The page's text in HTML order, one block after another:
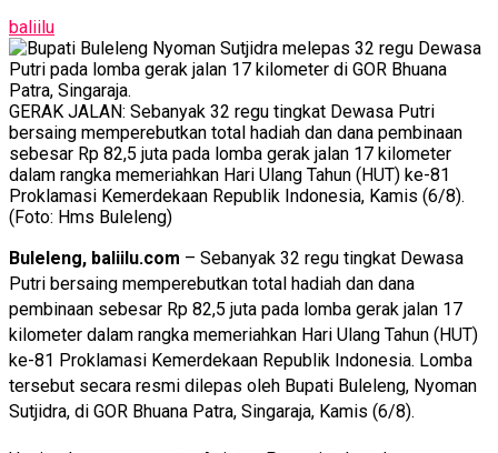
baliilu
GERAK JALAN: Sebanyak 32 regu tingkat Dewasa Putri
bersaing memperebutkan total hadiah dan dana pembinaan
sebesar Rp 82,5 juta pada lomba gerak jalan 17 kilometer
dalam rangka memeriahkan Hari Ulang Tahun (HUT) ke-81
Proklamasi Kemerdekaan Republik Indonesia, Kamis (6/8).
(Foto: Hms Buleleng)
Buleleng, baliilu.com – Sebanyak 32 regu tingkat Dewasa
Putri bersaing memperebutkan total hadiah dan dana
pembinaan sebesar Rp 82,5 juta pada lomba gerak jalan 17
kilometer dalam rangka memeriahkan Hari Ulang Tahun (HUT)
ke-81 Proklamasi Kemerdekaan Republik Indonesia. Lomba
tersebut secara resmi dilepas oleh Bupati Buleleng, Nyoman
Sutjidra, di GOR Bhuana Patra, Singaraja, Kamis (6/8).